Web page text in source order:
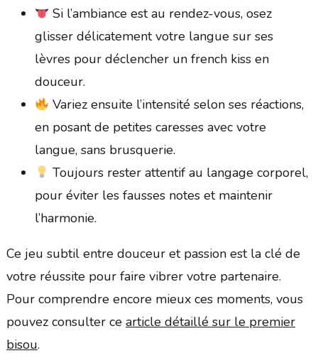
Si l’ambiance est au rendez-vous, osez
glisser délicatement votre langue sur ses
lèvres pour déclencher un french kiss en
douceur.
Variez ensuite l’intensité selon ses réactions,
en posant de petites caresses avec votre
langue, sans brusquerie.
Toujours rester attentif au langage corporel,
pour éviter les fausses notes et maintenir
l’harmonie.
Ce jeu subtil entre douceur et passion est la clé de
votre réussite pour faire vibrer votre partenaire.
Pour comprendre encore mieux ces moments, vous
pouvez consulter ce article détaillé sur le premier
bisou.